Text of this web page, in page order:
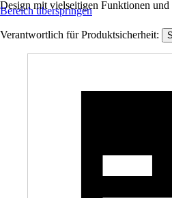
Design mit vielseitigen Funktionen
Bereich überspringen
Verantwortlich für Produktsicherheit: